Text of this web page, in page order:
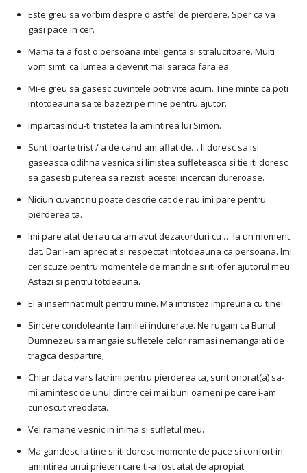
Este greu sa vorbim despre o astfel de pierdere. Sper ca va
gasi pace in cer.
Mama ta a fost o persoana inteligenta si stralucitoare. Multi
vom simti ca lumea a devenit mai saraca fara ea.
Mi-e greu sa gasesc cuvintele potrivite acum. Tine minte ca poti
intotdeauna sa te bazezi pe mine pentru ajutor.
Impartasindu-ti tristetea la amintirea lui Simon.
Sunt foarte trist / a de cand am aflat de… Ii doresc sa isi
gaseasca odihna vesnica si linistea sufleteasca si tie iti doresc
sa gasesti puterea sa rezisti acestei incercari dureroase.
Niciun cuvant nu poate descrie cat de rau imi pare pentru
pierderea ta.
Imi pare atat de rau ca am avut dezacorduri cu … la un moment
dat. Dar l-am apreciat si respectat intotdeauna ca persoana. Imi
cer scuze pentru momentele de mandrie si iti ofer ajutorul meu.
Astazi si pentru totdeauna.
El a insemnat mult pentru mine. Ma intristez impreuna cu tine!
Sincere condoleante familiei indurerate. Ne rugam ca Bunul
Dumnezeu sa mangaie sufletele celor ramasi nemangaiati de
tragica despartire;
Chiar daca vars lacrimi pentru pierderea ta, sunt onorat(a) sa-
mi amintesc de unul dintre cei mai buni oameni pe care i-am
cunoscut vreodata.
Vei ramane vesnic in inima si sufletul meu.
Ma gandesc la tine si iti doresc momente de pace si confort in
amintirea unui prieten care ti-a fost atat de apropiat.